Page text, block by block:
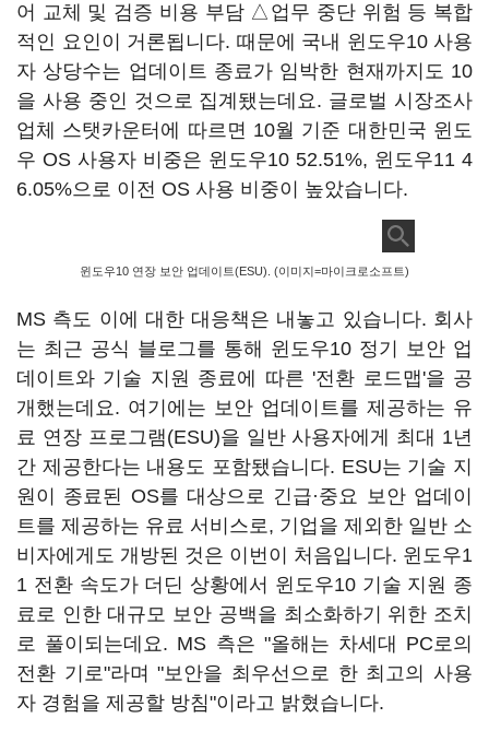
어 교체 및 검증 비용 부담 △업무 중단 위험 등 복합
적인 요인이 거론됩니다. 때문에 국내 윈도우10 사용
자 상당수는 업데이트 종료가 임박한 현재까지도 10
을 사용 중인 것으로 집계됐는데요. 글로벌 시장조사
업체 스탯카운터에 따르면 10월 기준 대한민국 윈도
우 OS 사용자 비중은 윈도우10 52.51%, 윈도우11 4
6.05%으로 이전 OS 사용 비중이 높았습니다.
윈도우10 연장 보안 업데이트(ESU). (이미지=마이크로소프트)
MS 측도 이에 대한 대응책은 내놓고 있습니다. 회사
는 최근 공식 블로그를 통해 윈도우10 정기 보안 업
데이트와 기술 지원 종료에 따른 '전환 로드맵'을 공
개했는데요. 여기에는 보안 업데이트를 제공하는 유
료 연장 프로그램(ESU)을 일반 사용자에게 최대 1년
간 제공한다는 내용도 포함됐습니다. ESU는 기술 지
원이 종료된 OS를 대상으로 긴급·중요 보안 업데이
트를 제공하는 유료 서비스로, 기업을 제외한 일반 소
비자에게도 개방된 것은 이번이 처음입니다. 윈도우1
1 전환 속도가 더딘 상황에서 윈도우10 기술 지원 종
료로 인한 대규모 보안 공백을 최소화하기 위한 조치
로 풀이되는데요. MS 측은 "올해는 차세대 PC로의
전환 기로"라며 "보안을 최우선으로 한 최고의 사용
자 경험을 제공할 방침"이라고 밝혔습니다.